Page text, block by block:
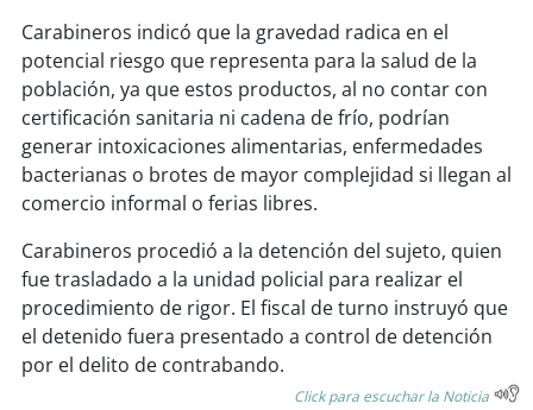
soy chillán
soy sancarlos
soytalcahuano
soyconcepción
soycoronel
soyarauco
soytemuco
Carabineros indicó que la gravedad radica en el
potencial riesgo que representa para la salud de la
población, ya que estos productos, al no contar con
certificación sanitaria ni cadena de frío, podrían
generar intoxicaciones alimentarias, enfermedades
bacterianas o brotes de mayor complejidad si llegan al
comercio informal o ferias libres.
Carabineros procedió a la detención del sujeto, quien
fue trasladado a la unidad policial para realizar el
procedimiento de rigor. El fiscal de turno instruyó que
el detenido fuera presentado a control de detención
por el delito de contrabando.
Click para escuchar la Noticia